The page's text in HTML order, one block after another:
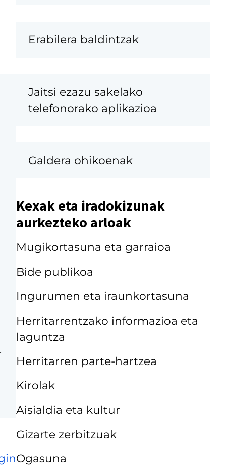
Erabilera baldintzak
Jaitsi ezazu sakelako
telefonorako aplikazioa
Galdera ohikoenak
Kexak eta iradokizunak
aurkezteko arloak
Mugikortasuna eta garraioa
Bide publikoa
Ingurumen eta iraunkortasuna
Herritarrentzako informazioa eta
laguntza
Herritarren parte-hartzea
Kirolak
Aisialdia eta kultur
Gizarte zerbitzuak
Ogasuna